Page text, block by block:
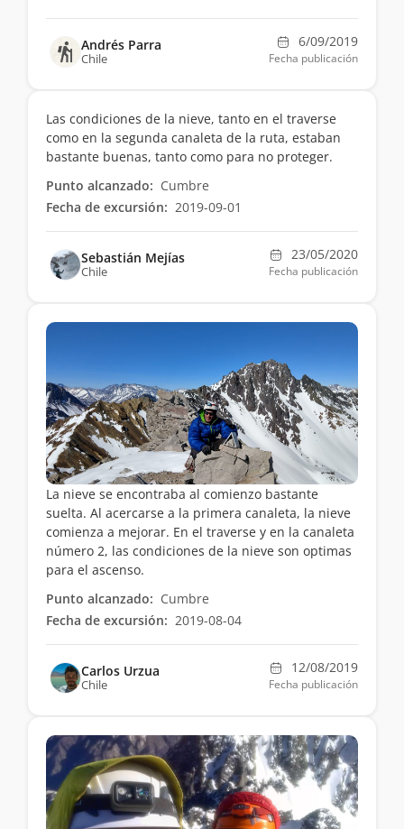
Andrés Parra
Chile
6/09/2019
Fecha publicación
Las condiciones de la nieve, tanto en el traverse
como en la segunda canaleta de la ruta, estaban
bastante buenas, tanto como para no proteger.
Punto alcanzado: Cumbre
Fecha de excursión: 2019-09-01
Sebastián Mejías
Chile
23/05/2020
Fecha publicación
La nieve se encontraba al comienzo bastante
suelta. Al acercarse a la primera canaleta, la nieve
comienza a mejorar. En el traverse y en la canaleta
número 2, las condiciones de la nieve son optimas
para el ascenso.
Punto alcanzado: Cumbre
Fecha de excursión: 2019-08-04
Carlos Urzua
Chile
12/08/2019
Fecha publicación